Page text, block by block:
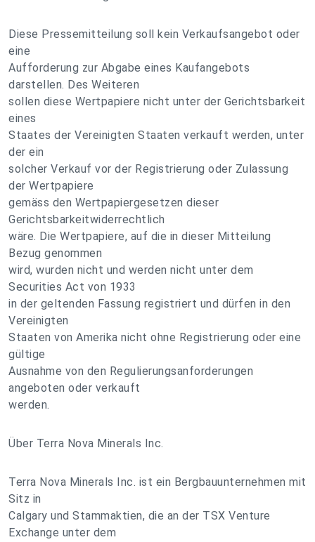
Diese Pressemitteilung soll kein Verkaufsangebot oder
eine
Aufforderung zur Abgabe eines Kaufangebots
darstellen. Des Weiteren
sollen diese Wertpapiere nicht unter der Gerichtsbarkeit
eines
Staates der Vereinigten Staaten verkauft werden, unter
der ein
solcher Verkauf vor der Registrierung oder Zulassung
der Wertpapiere
gemäss den Wertpapiergesetzen dieser
Gerichtsbarkeitwiderrechtlich
wäre. Die Wertpapiere, auf die in dieser Mitteilung
Bezug genommen
wird, wurden nicht und werden nicht unter dem
Securities Act von 1933
in der geltenden Fassung registriert und dürfen in den
Vereinigten
Staaten von Amerika nicht ohne Registrierung oder eine
gültige
Ausnahme von den Regulierungsanforderungen
angeboten oder verkauft
werden.
Über Terra Nova Minerals Inc.
Terra Nova Minerals Inc. ist ein Bergbauunternehmen mit
Sitz in
Calgary und Stammaktien, die an der TSX Venture
Exchange unter dem